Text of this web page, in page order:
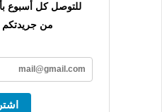
للتوصل كل أسبوع
من